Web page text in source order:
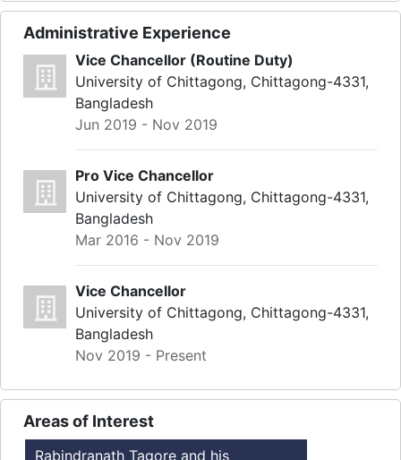
Administrative Experience
Vice Chancellor (Routine Duty)
University of Chittagong, Chittagong-4331,
Bangladesh
Jun 2019 - Nov 2019
Pro Vice Chancellor
University of Chittagong, Chittagong-4331,
Bangladesh
Mar 2016 - Nov 2019
Vice Chancellor
University of Chittagong, Chittagong-4331,
Bangladesh
Nov 2019 - Present
Areas of Interest
Rabindranath Tagore and his